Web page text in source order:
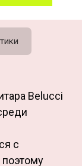
Belucci
с
поэтому